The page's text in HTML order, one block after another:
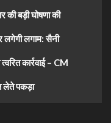
की बड़ी घोषणा की
लगेगी लगाम: सैनी
कार्रवाई – CM
लेते पकड़ा